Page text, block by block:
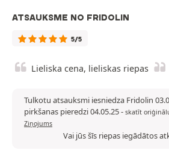
ATSAUKSME NO FRIDOLIN
5/5
Lieliska cena, lieliskas riepas
Tulkotu atsauksmi iesniedza Fridolin
pirkšanas pieredzi 04.05.25- skatīt
Ziņojums
Vai jūs šīs riepas iegādātos